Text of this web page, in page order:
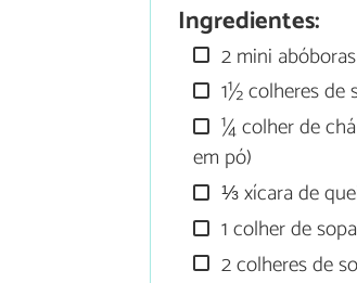
Ingredientes:
2 mini abóboras
1½ colheres de
¼ colher de
em pó)
⅓ xícara de
1 colher de
2 colheres de